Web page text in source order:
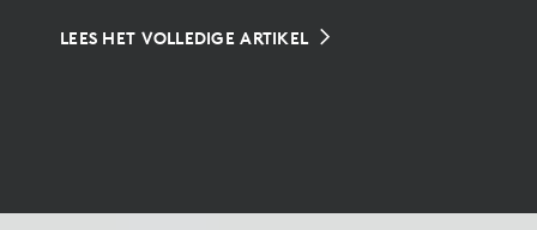
LEES HET VOLLEDIGE ARTIKEL